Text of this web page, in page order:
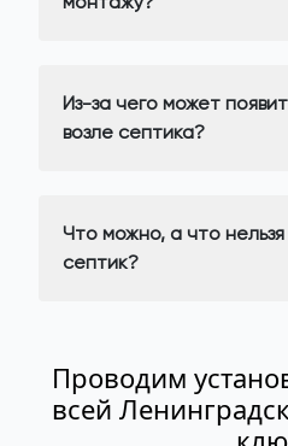
Из-за чего может
возле септика?
Что можно, а что нельзя
септик?
Проводим
всей